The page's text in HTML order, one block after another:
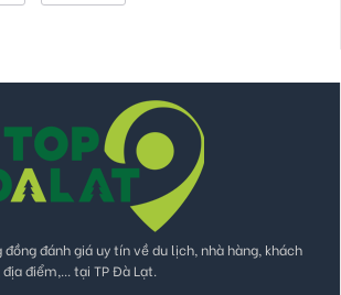
đồng đánh giá uy tín về du lịch, nhà hàng, khách
điểm,... tại TP Đà Lạt.